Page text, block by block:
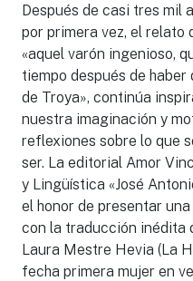
Después de casi tres mil
por primera vez, el relato
«aquel varón ingenioso,
tiempo después de
de Troya», continúa
nuestra imaginación y
reflexiones sobre lo que
ser. La editorial Amor
y Lingüística «José
el honor de presentar
con la traducción inédita
Laura Mestre Hevia (La
fecha primera mujer en